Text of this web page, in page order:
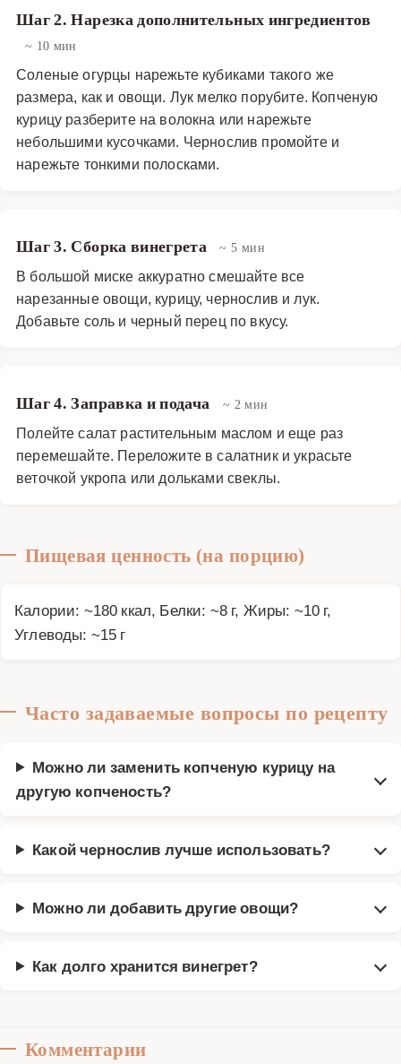
Шаг 2. Нарезка дополнительных ингредиентов
~ 10 мин
Соленые огурцы нарежьте кубиками такого же
размера, как и овощи. Лук мелко порубите. Копченую
курицу разберите на волокна или нарежьте
небольшими кусочками. Чернослив промойте и
нарежьте тонкими полосками.
Шаг 3. Сборка винегрета ~ 5 мин
В большой миске аккуратно смешайте все
нарезанные овощи, курицу, чернослив и лук.
Добавьте соль и черный перец по вкусу.
Шаг 4. Заправка и подача ~ 2 мин
Полейте салат растительным маслом и еще раз
перемешайте. Переложите в салатник и украсьте
веточкой укропа или дольками свеклы.
Пищевая ценность (на порцию)
Калории: ~180 ккал, Белки: ~8 г, Жиры: ~10 г,
Углеводы: ~15 г
Часто задаваемые вопросы по рецепту
Можно ли заменить копченую курицу на
другую копченость?
Какой чернослив лучше использовать?
Можно ли добавить другие овощи?
Как долго хранится винегрет?
Комментарии